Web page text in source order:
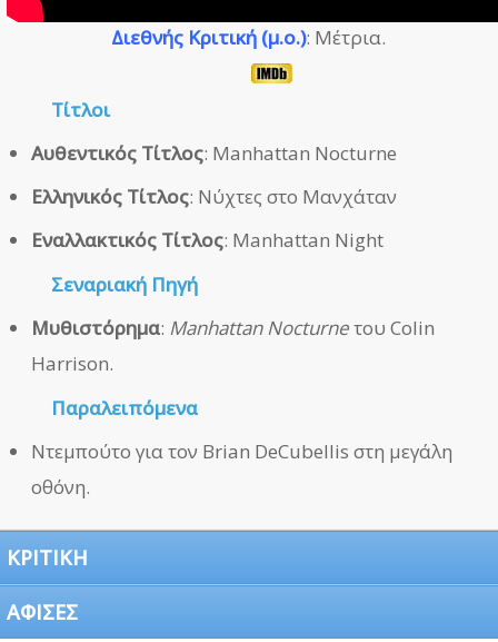
Διεθνής Κριτική (μ.ο.): Μέτρια.
Τίτλοι
Αυθεντικός Τίτλος: Manhattan Nocturne
Ελληνικός Τίτλος: Νύχτες στο Μανχάταν
Εναλλακτικός Τίτλος: Manhattan Night
Σεναριακή Πηγή
Μυθιστόρημα: Manhattan Nocturneτου Colin
Harrison.
Παραλειπόμενα
Ντεμπούτο για τον Brian DeCubellis στη μεγάλη
οθόνη.
ΚΡΙΤΙΚΗ
ΑΦΙΣΕΣ